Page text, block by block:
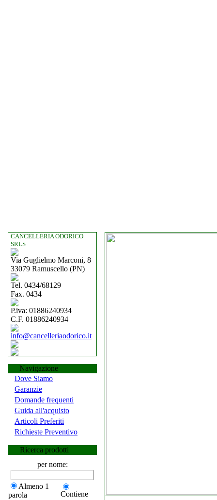
CANCELLERIA ODORICO
SRLS
Via Guglielmo Marconi, 8
33079 Ramuscello (PN)
Tel. 0434/68129
Fax. 0434
P.iva: 01886240934
C.F. 01886240934
info@cancelleriaodorico.it
Navigazione
Dove Siamo
Garanzie
Domande frequenti
Guida all'acquisto
Articoli Preferiti
Richieste Preventivo
Ricerca prodotti
per nome:
Almeno 1
parola
Contiene